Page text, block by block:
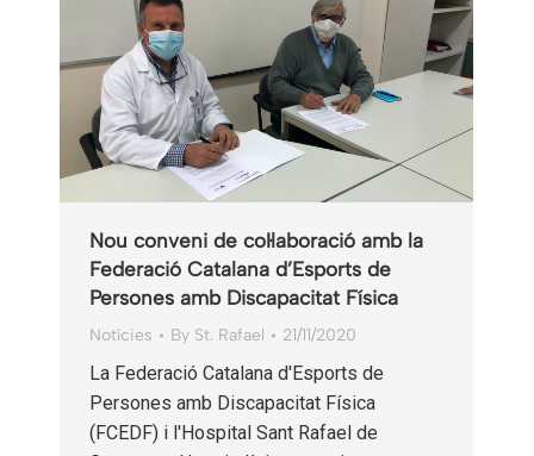
Nou conveni de col·laboració amb la
Federació Catalana d’Esports de
Persones amb Discapacitat Física
Notícies By St. Rafael 21/11/2020
La Federació Catalana d'Esports de
Persones amb Discapacitat Física
(FCEDF) i l'Hospital Sant Rafael de